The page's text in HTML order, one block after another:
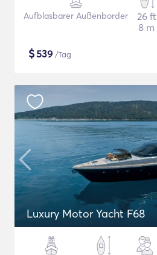
Aufblasbarer Außenborder
26 ft
8 m
$539 /Tag
Luxury Motor Yacht F68